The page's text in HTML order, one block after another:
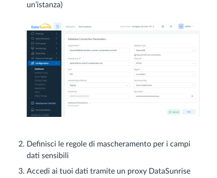
un’istanza)
Definisci le regole di mascheramento per i campi
dati sensibili
Accedi ai tuoi dati tramite un proxy DataSunrise